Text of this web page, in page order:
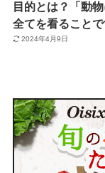
目的とは？「動
全てを看ることで
2024年4月9日